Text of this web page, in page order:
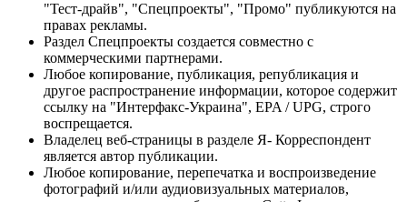
"Тест-драйв", "Спецпроекты", "Промо" публикуются на
правах рекламы.
Раздел Спецпроекты создается совместно с
коммерческими партнерами.
Любое копирование, публикация, републикация и
другое распространение информации, которое содержит
ссылку на "Интерфакс-Украина", EPA / UPG, строго
воспрещается.
Владелец веб-страницы в разделе Я- Корреспондент
является автор публикации.
Любое копирование, перепечатка и воспроизведение
фотографий и/или аудиовизуальных материалов,